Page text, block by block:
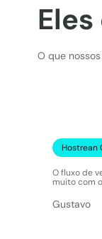
O que
Hostrean
O fluxo de
muito com
Gustavo